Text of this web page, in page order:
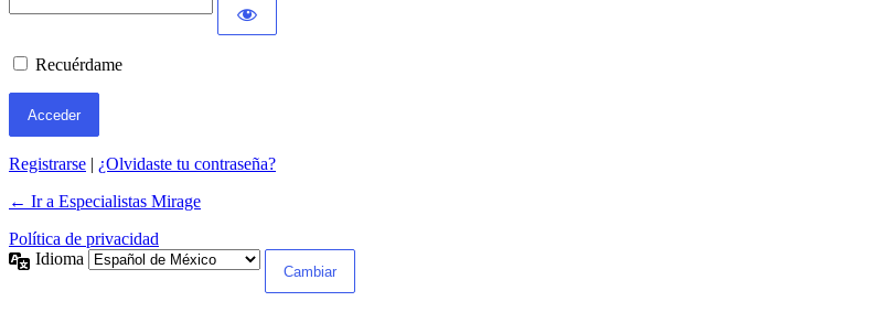
Recuérdame
Registrarse | ¿Olvidaste tu contraseña?
← Ir a Especialistas Mirage
Política de privacidad
Idioma